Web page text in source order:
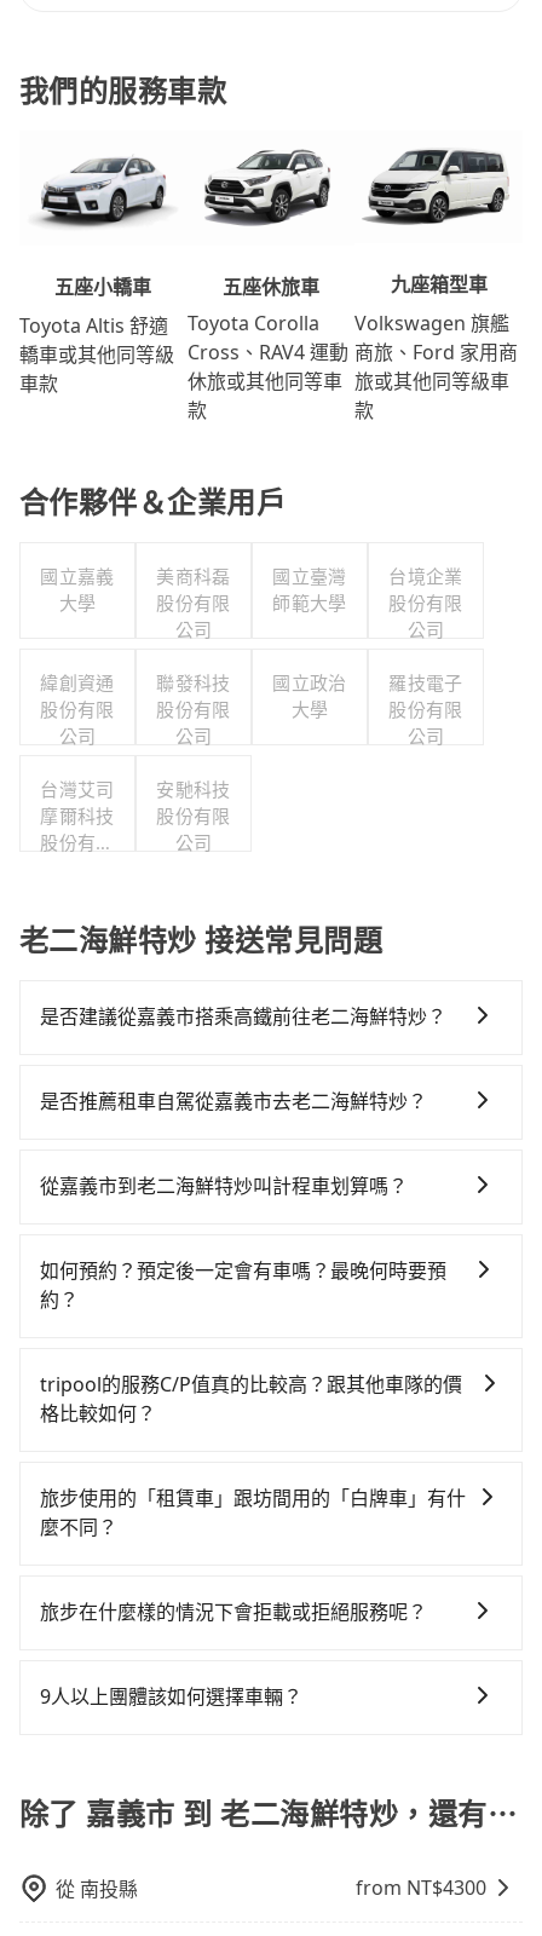
我們的服務車款
五座小轎車
Toyota Altis 舒適
轎車或其他同等級
車款
五座休旅車
Toyota Corolla
Cross、RAV4 運動
休旅或其他同等車
款
九座箱型車
Volkswagen 旗艦
商旅、Ford 家用商
旅或其他同等級車
款
合作夥伴＆企業用戶
國立嘉義
大學
美商科磊
股份有限
公司
國立臺灣
師範大學
台境企業
股份有限
公司
緯創資通
股份有限
公司
聯發科技
股份有限
公司
國立政治
大學
羅技電子
股份有限
公司
台灣艾司
摩爾科技
股份有限
安馳科技
股份有限
公司
老二海鮮特炒 接送常見問題
是否建議從嘉義市搭乘高鐵前往老二海鮮特炒？
費時！從最早06:59一直到23:30，嘉義-左營一天最多有
鐘。抵達高鐵站後，步行進站、現場購票並於月台排隊
分鐘出站、等待車站前排班的計程車，搭上小黃後約花
60分鐘、車費1,400元後，抵達老二海鮮特炒 (屏東縣東
如果全程使用tripool並到府專車接送，則每人平均花費
約1,260元，費時1小時45分鐘。選擇搭乘高鐵而不預約
tripool！如果你是獨自一人乘車，也可參考tripool的拼
車共乘服務，最多可再節省50%的交通費用。
是否推薦租車自駕從嘉義市去老二海鮮特炒？
時不需要閉目養神（因為要自己開車），最重要的是你
$115~205承租小轎車，每公里再額外加收$3.2，從嘉義
市（東區）到老二海鮮特炒的花費預估為
時40元路邊停車費用預估進去，但額外的汽車保險與可
能的罰單都需自付。再者，和運的iRent只提供最基本的
或九人座可供選擇，而且無人租車最令人詬病的就是車
況，打開車門才發現仍有上一組乘客遺留的垃圾或者撞
用戶卻遲遲尚未歸還，又或者要還車時卻偏偏找不到停
使用時還是有其區域的限制，實際可停靠的地點與你的
從嘉義市到老二海鮮特炒叫計程車划算嗎？
灣大車隊，如果在路邊攔不到車，也可考慮打電話至附
近的計程車隊，如嘉義幸福車隊、嘉義三山&宏陽計程車
慮到回程，屏東縣僅有合法計程車約370輛，數量約為嘉
義市的70%、密度僅雙北的0.3%，其叫車的難度是雙北
如何預約？預定後一定會有車嗎？最晚何時要預
約？
可直接線上輸入上下車地點或地址，三秒內即可查到真
實價格，照著步驟填寫完乘客資料與線上刷卡，訂單即
的詳細資料，將於乘車前一晚八點透過SMS和EMAIL提
供。一旦付款完畢，tripool保證出車。一般建議出發前
後乘車，四小時前仍能預約。
tripool的服務C/P值真的比較高？跟其他車隊的價
格比較如何？
市場上稍具規模且合法經營的業者，有以短程與城市為
主的台灣大車隊、大都會、LINE Taxi、Uber，機場接送
單程接送與跨縣市計時包車，不論從哪邊去哪裡（當然
務，是絕大多數乘客出行的最佳選擇。
旅步使用的「租賃車」跟坊間用的「白牌車」有什
麼不同？
字的「R」開頭，受車隊嚴格管理及審核後才可入隊，成
相關法規。
旅步在什麼樣的情況下會拒載或拒絕服務呢？
原因，司機有權拒絕服務： 1) 當日搭車人數或行李超過
童的安全，依道路交通安全規則規定，四歲以下的孩童
必須乘坐兒童座椅。 3) 搭乘寵物友善專車卻沒有裝籠。
9人以上團體該如何選擇車輛？
客車最多座位數量就是9人，如扣掉司機就只能乘坐8位
乘客，如果要10人以上就是營業大客車的範疇，也就是
行照不符，連司機的駕照都會不符。在路上被警察盤查
除了 嘉義市 到 老二海鮮特炒，還有⋯
從 南投縣 from NT$4300